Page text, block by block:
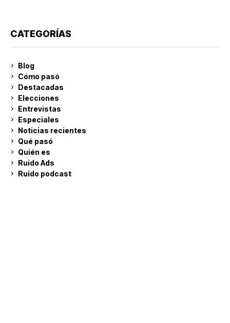
CATEGORÍAS
Blog
Cómo pasó
Destacadas
Elecciones
Entrevistas
Especiales
Noticias recientes
Qué pasó
Quién es
Ruido Ads
Ruido podcast